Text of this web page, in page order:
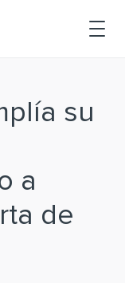
su
a
de